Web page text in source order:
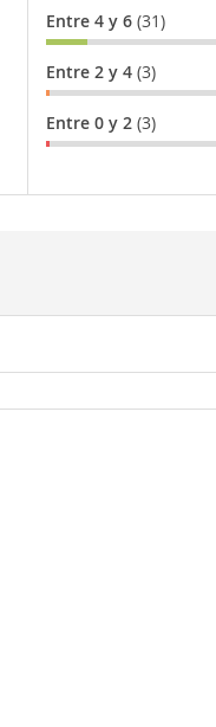
Entre 4 y 6 (31)
Entre 2 y 4 (3)
Entre 0 y 2 (3)